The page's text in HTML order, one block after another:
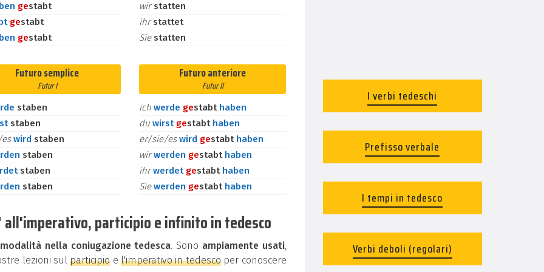
gestabt
gestabt
gestabt
wirstatten
ihrstattet
Sie statten
Futuro semplice
Futur I
staben
staben
eswird staben
staben
staben
staben
Futuro anteriore
Futur II
ich werde gestabt haben
du wirst gestabt haben
er/sie/eswird gestabt haben
wirwerden gestabt haben
ihrwerdet gestabt haben
Siewerden gestabt haben
participio e infinito in tedesco
modalità nella coniugazione tedesca. Sono ampiamente usati,
lezioni sulparticipio el'imperativo in tedescoper conoscere
I verbi tedeschi
Prefisso verbale
I tempi in tedesco
Verbi deboli (regolari)